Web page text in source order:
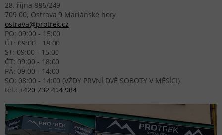
28. října 886/249
709 00, Ostrava 9 Mariánské hory
ostrava@protrek.cz
PO: 09:00 - 15:00
ÚT: 09:00 - 18:00
ST: 09:00 - 15:00
ČT: 09:00 - 18:00
PÁ: 09:00 - 14:00
SO: 08:00 - 14:00 (VŽDY PRVNÍ DVĚ SOBOTY V MĚSÍCI)
tel.: +420 732 464 984